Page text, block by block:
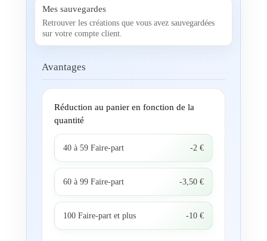
Mes sauvegardes
Retrouver les créations que vous avez sauvegardées
sur votre compte client.
Avantages
Réduction au panier en fonction de la
quantité
40 à 59 Faire-part -2 €
60 à 99 Faire-part -3,50 €
100 Faire-part et plus -10 €